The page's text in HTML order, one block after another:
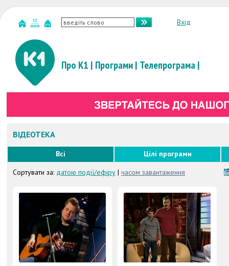
Вхід
Про К1 | Програми| Телепрограма|
ВІДЕОТЕКА
Всі
Цілі програми
Сортувати за: датою події/ефіру | часом завантаження